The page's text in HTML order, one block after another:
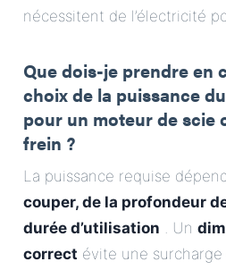
nécessitent de l’électricité
Que dois-je prendre en
choix de la puissance
pour un moteur de scie
frein ?
La puissance requise
couper, de la profondeur
durée d’utilisation . Un
correct évite une